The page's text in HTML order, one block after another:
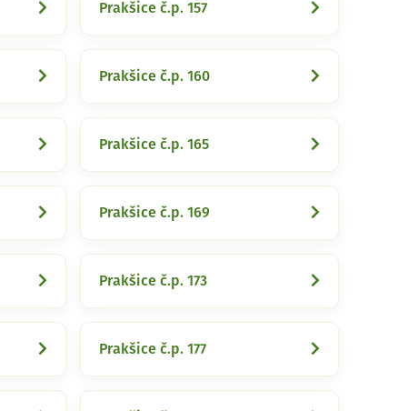
Prakšice č.p. 157
Prakšice č.p. 160
Prakšice č.p. 165
Prakšice č.p. 169
Prakšice č.p. 173
Prakšice č.p. 177